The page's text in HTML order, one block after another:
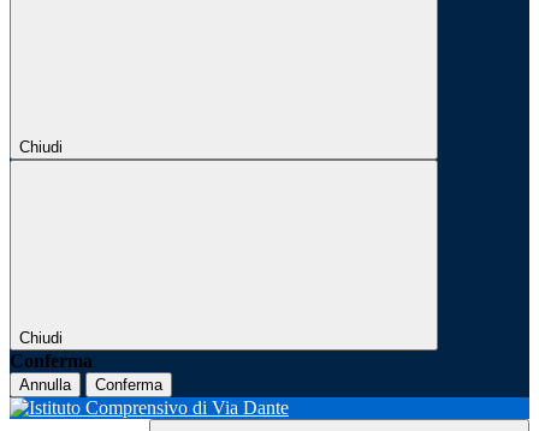
Chiudi
Chiudi
Conferma
Annulla Conferma